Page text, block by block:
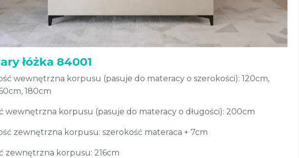
łóżka 84001
wewnętrzna korpusu (pasuje do materacy o szerokości): 120cm,
180cm
wewnętrzna korpusu (pasuje do materacy o długości): 200cm
zewnętrzna korpusu: szerokość materaca + 7cm
zewnętrzna korpusu: 216cm